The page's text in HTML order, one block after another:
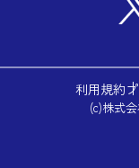
利用規約
(c)株式